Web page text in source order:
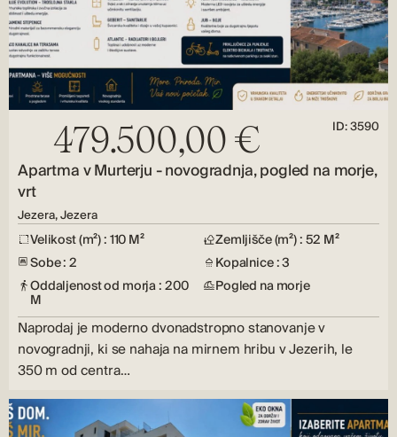
479.500,00 € ID: 3590
Apartma v Murterju - novogradnja, pogled na morje,
vrt
Jezera, Jezera
Velikost (m²) : 110 M²
Zemljišče (m²) : 52 M²
Sobe : 2
Kopalnice : 3
Oddaljenost od morja : 200
M
Pogled na morje
Naprodaj je moderno dvonadstropno stanovanje v
novogradnji, ki se nahaja na mirnem hribu v Jezerih, le
350 m od centra…